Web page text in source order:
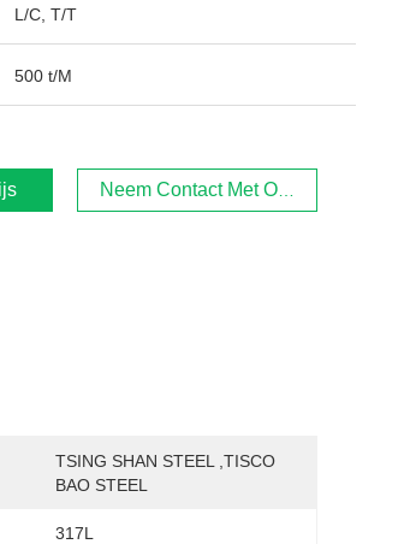
L/C, T/T
500 t/M
Neem Contact Met Ons Op
TSING SHAN STEEL ,TISCO
BAO STEEL
317L